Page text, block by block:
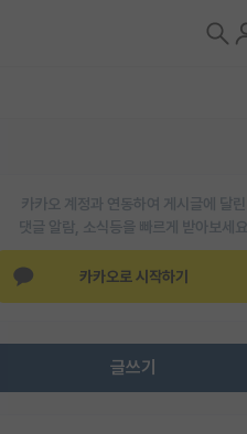
카카오 계정과 연동하여 게시글에 달린
댓글 알람, 소식등을 빠르게 받아보세요
카카오로 시작하기
글쓰기